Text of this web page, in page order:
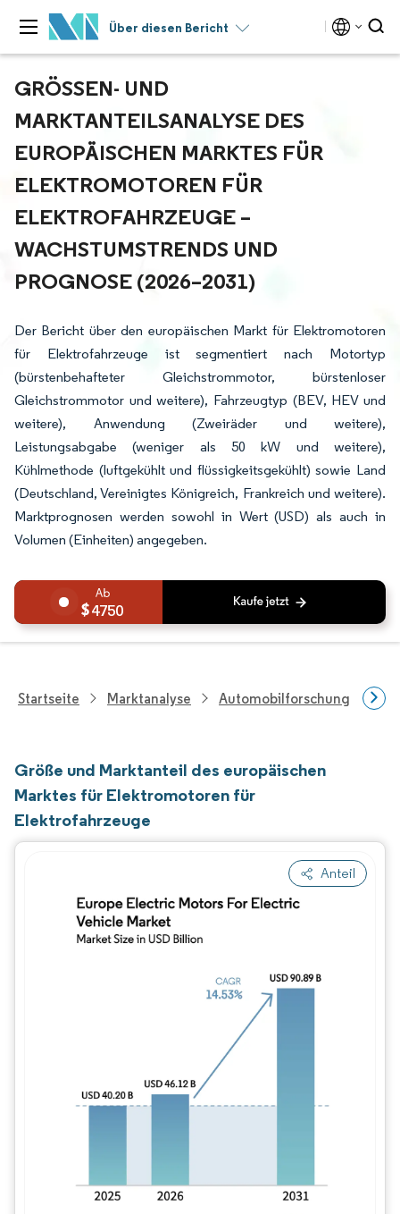
Über diesen Bericht
GRÖSSEN- UND M
ARKTANTEILSANALYSE DES E
UROPÄISCHEN MARKTES FÜR E
LEKTROMOTOREN FÜR E
LEKTROFAHRZEUGE – W
ACHSTUMSTRENDS UND P
ROGNOSE (2026–2031)
Der Bericht über den europäischen Markt für Elektromotoren
für Elektrofahrzeuge ist segmentiert nach Motortyp
(bürstenbehafteter Gleichstrommotor, bürstenloser
Gleichstrommotor und weitere), Fahrzeugtyp (BEV, HEV und
weitere), Anwendung (Zweiräder und weitere),
Leistungsabgabe (weniger als 50 kW und weitere),
Kühlmethode (luftgekühlt und flüssigkeitsgekühlt) sowie Land
(Deutschland, Vereinigtes Königreich, Frankreich und weitere).
Marktprognosen werden sowohl in Wert (USD) als auch in
Volumen (Einheiten) angegeben.
4750
Startseite Marktanalyse Automobilforschung
Größe und Marktanteil des europäischen
Marktes für Elektromotoren für
Elektrofahrzeuge
Anteil
Bild © Mordor Intelligence.